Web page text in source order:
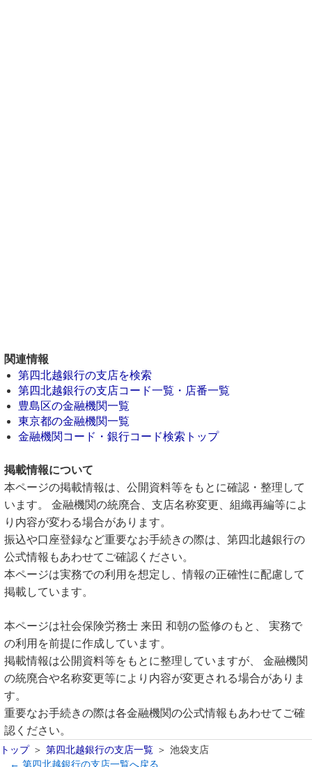
関連情報
第四北越銀行の支店を検索
第四北越銀行の支店コード一覧・店番一覧
豊島区の金融機関一覧
東京都の金融機関一覧
金融機関コード・銀行コード検索トップ
掲載情報について
本ページの掲載情報は、公開資料等をもとに確認・整理して
います。 金融機関の統廃合、支店名称変更、組織再編等によ
り内容が変わる場合があります。
振込や口座登録など重要なお手続きの際は、第四北越銀行の
公式情報もあわせてご確認ください。
本ページは実務での利用を想定し、情報の正確性に配慮して
掲載しています。
本ページは社会保険労務士 来田 和朝の監修のもと、 実務で
の利用を前提に作成しています。
掲載情報は公開資料等をもとに整理していますが、 金融機関
の統廃合や名称変更等により内容が変更される場合がありま
す。
重要なお手続きの際は各金融機関の公式情報もあわせてご確
認ください。
トップ 第四北越銀行の支店一覧
池袋支店
← 第四北越銀行の支店一覧へ戻る